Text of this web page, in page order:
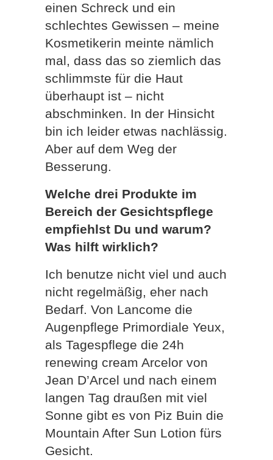
einen Schreck und ein
schlechtes Gewissen – meine
Kosmetikerin meinte nämlich
mal, dass das so ziemlich das
schlimmste für die Haut
überhaupt ist – nicht
abschminken. In der Hinsicht
bin ich leider etwas nachlässig.
Aber auf dem Weg der
Besserung.
Welche drei Produkte im
Bereich der Gesichtspflege
empfiehlst Du und warum?
Was hilft wirklich?
Ich benutze nicht viel und auch
nicht regelmäßig, eher nach
Bedarf. Von Lancome die
Augenpflege Primordiale Yeux,
als Tagespflege die 24h
renewing cream Arcelor von
Jean D’Arcel und nach einem
langen Tag draußen mit viel
Sonne gibt es von Piz Buin die
Mountain After Sun Lotion fürs
Gesicht.